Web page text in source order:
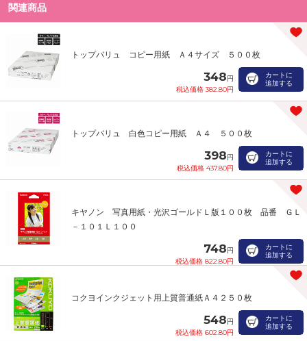
関連商品
トップバリュ コピー用紙 Ａ４サイズ ５００枚
348円
税込価格 382.80円
カートに
追加する
トップバリュ 白色コピー用紙 Ａ４ ５００枚
398円
税込価格 437.80円
カートに
追加する
キヤノン 写真用紙・光沢ゴールドＬ版１００枚 品番 ＧＬ
－１０１Ｌ１００
748円
税込価格 822.80円
カートに
追加する
コクヨインクジェット用上質普通紙Ａ４２５０枚
548円
税込価格 602.80円
カートに
追加する